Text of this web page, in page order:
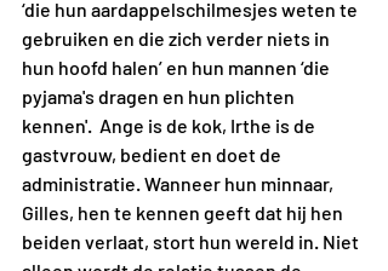
‘die hun aardappelschilmesjes weten te
gebruiken en die zich verder niets in
hun hoofd halen’ en hun mannen ‘die
pyjama's dragen en hun plichten
kennen'.  Ange is de kok, Irthe is de
gastvrouw, bedient en doet de
administratie. Wanneer hun minnaar,
Gilles, hen te kennen geeft dat hij hen
beiden verlaat, stort hun wereld in. Niet